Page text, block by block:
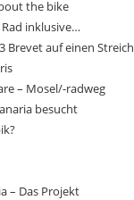
the bike
inklusive…
Brevet auf einen Streich
– Mosel/-radweg
besucht
– Das Projekt